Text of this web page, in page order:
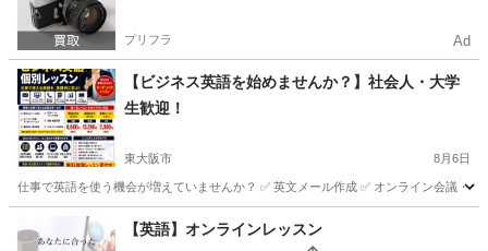
プリフラ Ad
【ビジネス英語を始めませんか？】社会人・大学
生歓迎！
東大阪市 8月6日
仕事で英語を使う機会が増えていませんか？ ✅ 英文メール作成 ✅ オンライン会議・
東大阪市 ビジネス英語
【英語】オンラインレッスン